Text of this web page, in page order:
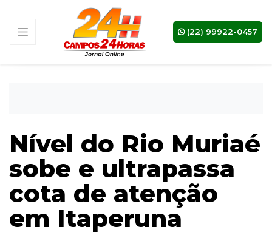
(22) 99922-0457
Nível do Rio Muriaé
sobe e ultrapassa
cota de atenção
em Itaperuna